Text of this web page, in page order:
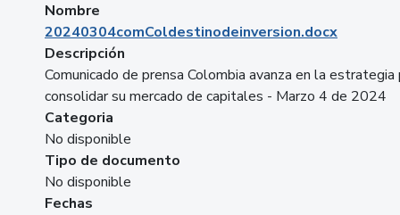
Nombre
20240304comColdestinodeinversion.docx
Descripción
Comunicado de prensa Colombia avanza en la estrategia
consolidar su mercado de capitales - Marzo 4 de 2024
Categoria
No disponible
Tipo de documento
No disponible
Fechas